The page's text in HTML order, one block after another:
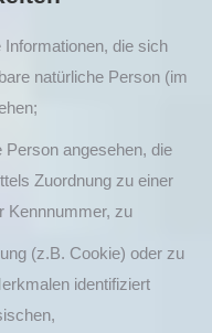
Informationen, die sich
natürliche Person (im
Person angesehen, die
Zuordnung zu einer
Kennnummer, zu
(z.B. Cookie) oder zu
identifiziert